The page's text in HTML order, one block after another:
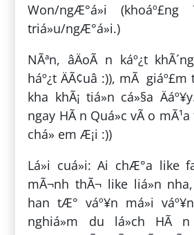
Won/ngÆ°á»i
triá»u/ngÆ°á»i.)
NÃªn, âÄoÃ n káº¿t
háº¿t ÄÃ¢uâ :)), mÃ giáº£m
kha khÃ¡ tiá»n cá»§a
ngay HÃ n Quá»c vÃ o
chá» em Æ¡i :))
Lá»i cuá»i: Ai chÆ°a like
mÃ¬nh thÃ¬ like liá»n nha,
han tÆ° váº¥n má»i váº¥n
nghiá»m du lá»ch HÃ n